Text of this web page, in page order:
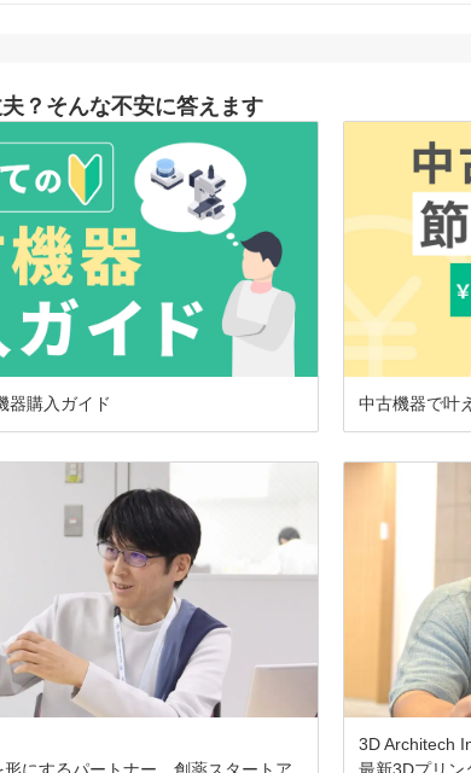
？そんな不安に答えます
器購入ガイド 中古機器で叶
3D Architech